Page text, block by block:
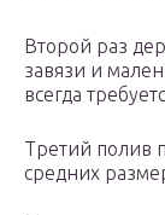
Второй раз
завязи и
всегда
Третий полив
средних